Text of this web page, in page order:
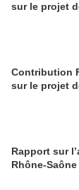
sur le projet
Contribution
sur le projet
Rapport sur
Rhône-Saône